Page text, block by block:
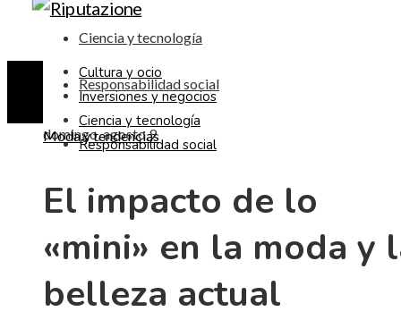
Ciencia y tecnología
Responsabilidad social
domingo, agosto 9
Cultura y ocio
Inversiones y negocios
Ciencia y tecnología
Responsabilidad social
Moda y tendencias
El impacto de lo
«mini» en la moda y
belleza actual